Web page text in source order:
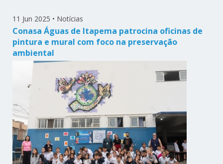
11 Jun 2025 • Notícias
Conasa Águas de Itapema patrocina oficinas de
pintura e mural com foco na preservação
ambiental